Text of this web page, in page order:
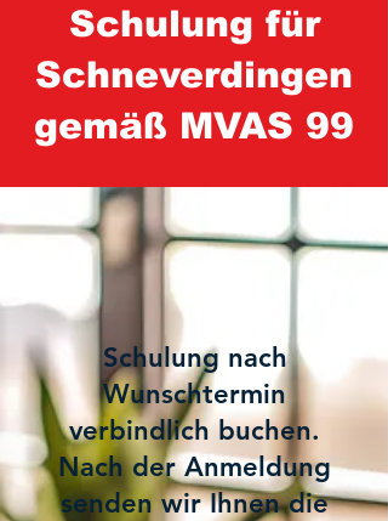
Schulung für
Schneverdingen
gemäß MVAS 99
Schulung nach
Wunschtermin
verbindlich buchen.
Nach der Anmeldung
senden wir Ihnen die